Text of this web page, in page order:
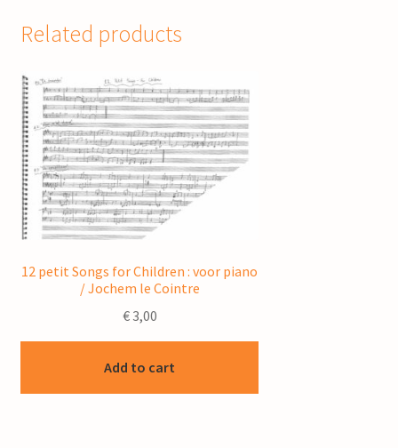
Related products
12 petit Songs for Children : voor piano
/ Jochem le Cointre
€3,00
Add to cart